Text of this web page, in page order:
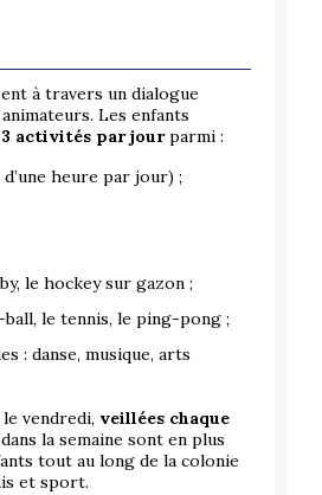
à travers un dialogue
Les enfants
3 activités par jourparmi :
d’une heure par jour) ;
le hockey sur gazon ;
ball, le tennis, le ping-pong ;
: danse, musique, arts
vendredi, veillées chaque
la semaine sont en plus
tout au long de la colonie
et sport.